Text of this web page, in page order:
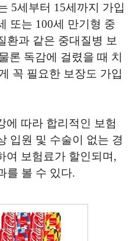
5세부터 15세까지 가입
또는 100세 만기형 중
환과 같은 중대질병 보
론 독감에 걸렸을 때 치
꼭 필요한 보장도 가입
에 따라 합리적인 보험
입원 및 수술이 없는 경
여 보험료가 할인되며,
를 볼 수 있다.